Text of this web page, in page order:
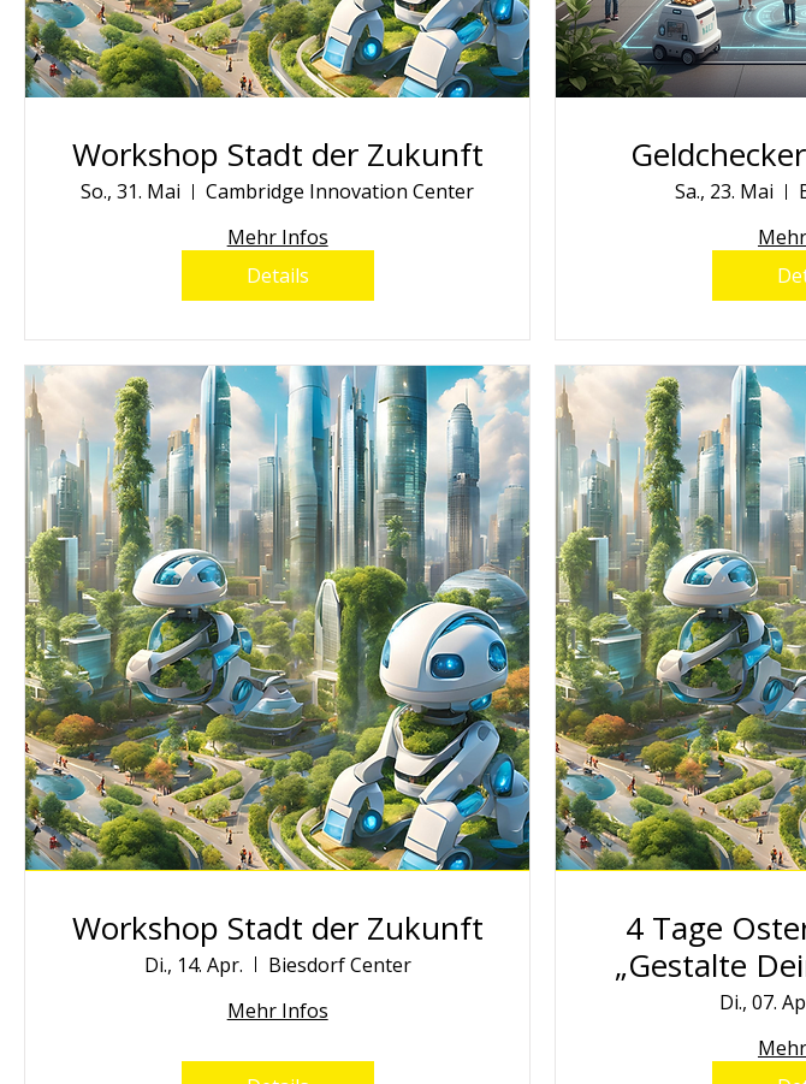
Workshop Stadt der Zukunft
So., 31. Mai
Cambridge Innovation Center
Mehr Infos
Details
Sa., 23. Mai
Workshop Stadt der Zukunft
Di., 14. Apr.
Biesdorf Center
Mehr Infos
4 Tage
„Gestalte
Di., 07.